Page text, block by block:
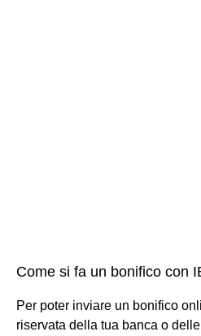
Come si fa un bonifico con
Per poter inviare un bonifico
riservata della tua banca o